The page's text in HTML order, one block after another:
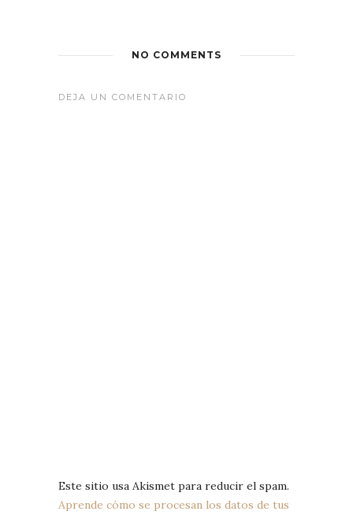
NO COMMENTS
DEJA UN COMENTARIO
Este sitio usa Akismet para reducir el spam.
Aprende cómo se procesan los datos de tus